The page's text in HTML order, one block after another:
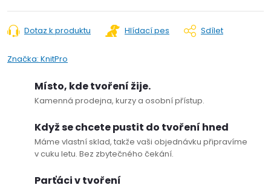
Dotaz k produktu Hlídací pes Sdílet
Značka: KnitPro
Místo, kde tvoření žije.
Kamenná prodejna, kurzy a osobní přístup.
Když se chcete pustit do tvoření hned
Máme vlastní sklad, takže vaši objednávku připravíme
v cuku letu. Bez zbytečného čekání.
Parťáci v tvoření